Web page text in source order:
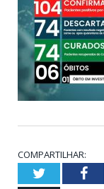
COMPARTILHAR:
Twitter